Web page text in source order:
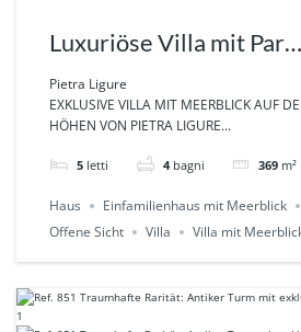
Luxuriöse Villa mit Park
und Meerblick in Pietra
Ligure Ref.857
Pietra Ligure
EXKLUSIVE VILLA MIT MEERBLICK AUF
HÖHEN VON PIETRA LIGURE...
5 letti 4 bagni 369 m²
Haus Einfamilienhaus mit Meerblick
Offene Sicht
Villa Villa mit